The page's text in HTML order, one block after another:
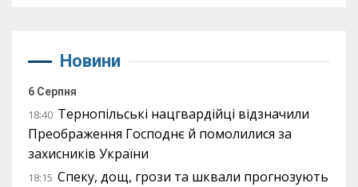
Новини
6 Серпня
18:40 Тернопільські нацгвардійці відзначили
Преображення Господнє й помолилися за
захисників України
18:15 Спеку, дощ, грози та шквали прогнозують